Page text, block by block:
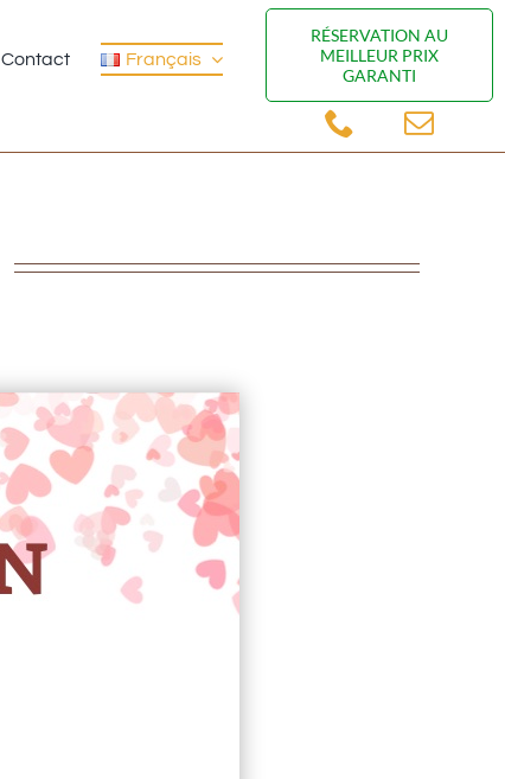
Contact Français
RÉSERVATION AU
MEILLEUR PRIX
GARANTI